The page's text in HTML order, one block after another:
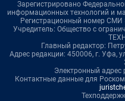
Зарегистрировано
информационных технологий и
Регистрационный номер
Учредитель: Общество с
Главный редактор:
Адрес редакции: 450006, г. Уфа,
Электронный адрес
Контактные данные для